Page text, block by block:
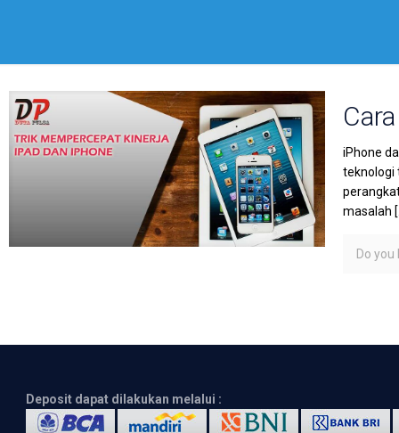
iPhone
teknologi
masalah
Do you
Deposit dapat dilakukan melalui :